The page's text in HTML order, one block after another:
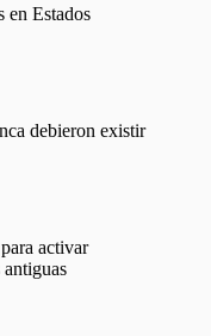
en Estados
debieron existir
activar